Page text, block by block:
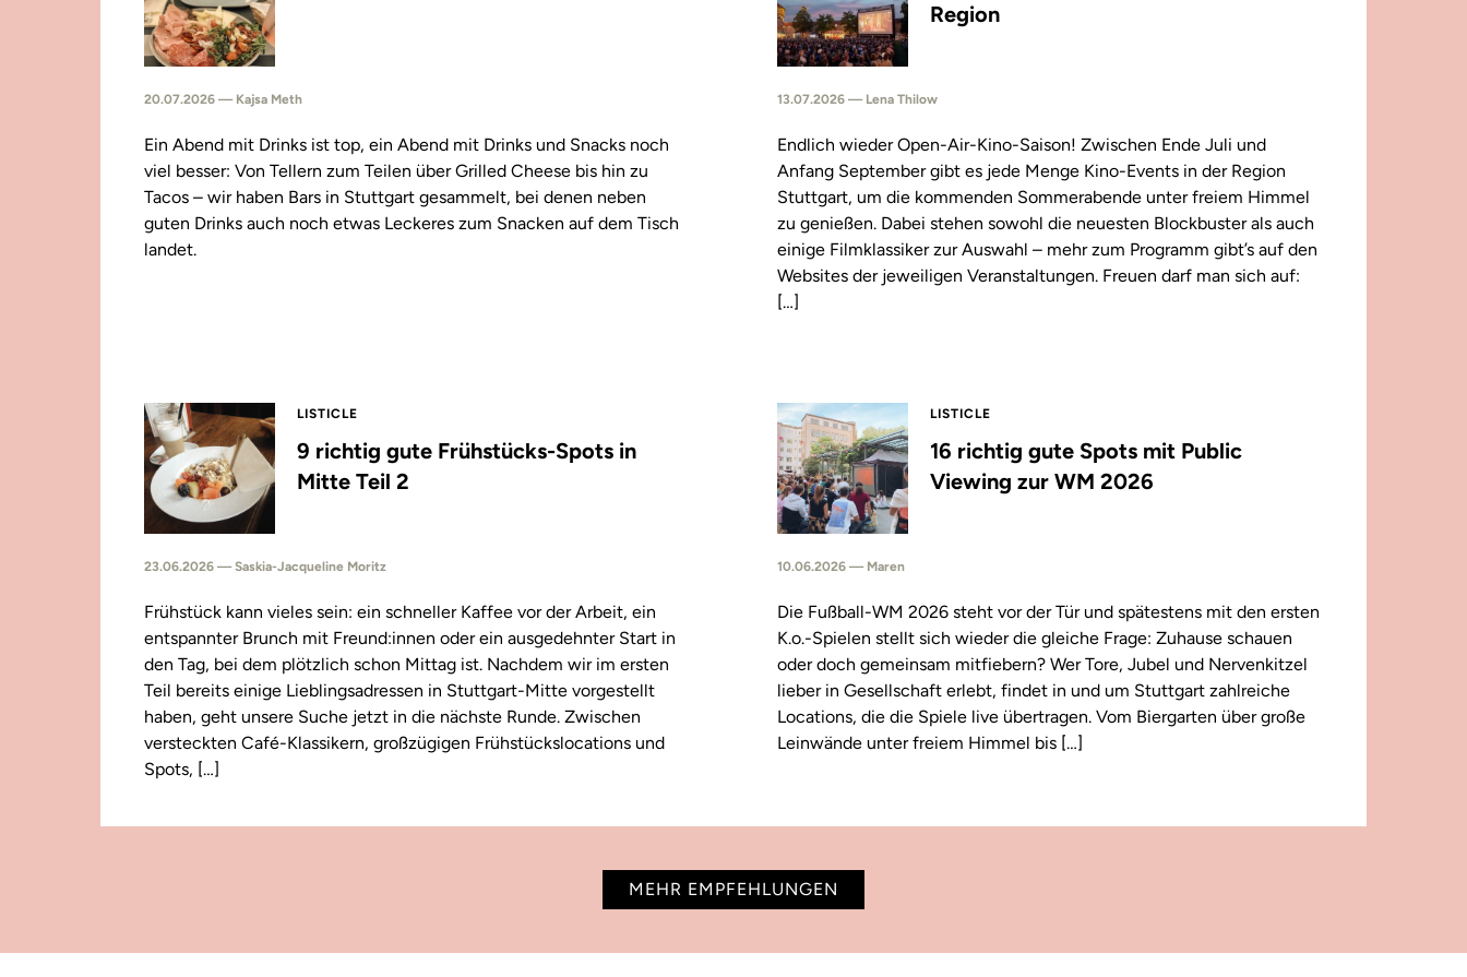
20.07.2026 — Kajsa Meth
Ein Abend mit Drinks ist top, ein Abend mit Drinks und Snacks noch
viel besser: Von Tellern zum Teilen über Grilled Cheese bis hin zu
Tacos – wir haben Bars in Stuttgart gesammelt, bei denen neben
guten Drinks auch noch etwas Leckeres zum Snacken auf dem Tisch
landet.
Region
13.07.2026 — Lena Thilow
Endlich wieder Open-Air-Kino-Saison! Zwischen Ende Juli und
Anfang September gibt es jede Menge Kino-Events in der Region
Stuttgart, um die kommenden Sommerabende unter freiem Himmel
zu genießen. Dabei stehen sowohl die neuesten Blockbuster als auch
einige Filmklassiker zur Auswahl – mehr zum Programm gibt’s auf den
Websites der jeweiligen Veranstaltungen. Freuen darf man sich auf:
[…]
LISTICLE
9 richtig gute Frühstücks-Spots in
Mitte Teil 2
23.06.2026 — Saskia-Jacqueline Moritz
Frühstück kann vieles sein: ein schneller Kaffee vor der Arbeit, ein
entspannter Brunch mit Freund:innen oder ein ausgedehnter Start in
den Tag, bei dem plötzlich schon Mittag ist. Nachdem wir im ersten
Teil bereits einige Lieblingsadressen in Stuttgart-Mitte vorgestellt
haben, geht unsere Suche jetzt in die nächste Runde. Zwischen
versteckten Café-Klassikern, großzügigen Frühstückslocations und
Spots, […]
LISTICLE
16 richtig gute Spots mit Public
Viewing zur WM 2026
10.06.2026 — Maren
Die Fußball-WM 2026 steht vor der Tür und spätestens mit den ersten
K.o.-Spielen stellt sich wieder die gleiche Frage: Zuhause schauen
oder doch gemeinsam mitfiebern? Wer Tore, Jubel und Nervenkitzel
lieber in Gesellschaft erlebt, findet in und um Stuttgart zahlreiche
Locations, die die Spiele live übertragen. Vom Biergarten über große
Leinwände unter freiem Himmel bis […]
MEHR EMPFEHLUNGEN